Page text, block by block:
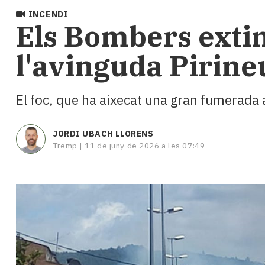
i
turisme
Cultura
Esports
Mai
tant!
i
El
temps
Enquestes
la
teva!
INCENDI
​Els Bombers
l'avinguda
El foc, que ha aixecat una gran
JORDI UBACH LLORENS
Tremp | 11 de juny de 2026 a les 07:49